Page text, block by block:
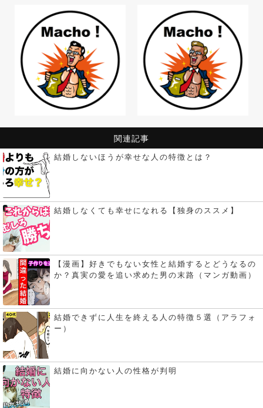
関連記事
結婚しないほうが幸せな人の特徴とは？
結婚しなくても幸せになれる【独身のススメ】
【漫画】好きでもない女性と結婚するとどうなるの
か？真実の愛を追い求めた男の末路（マンガ動画）
結婚できずに人生を終える人の特徴５選（アラフォ
ー）
結婚に向かない人の性格が判明